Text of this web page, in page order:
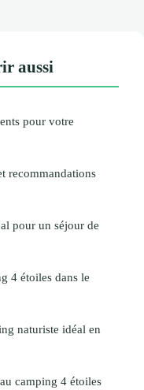
aussi
pour votre
recommandations
pour un séjour de
4 étoiles dans le
naturiste idéal en
camping 4 étoiles